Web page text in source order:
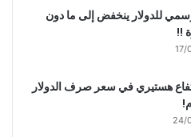
للدولار ينخفض إلى ما دون
17/
هستيري في سعر صرف الدولار
24/